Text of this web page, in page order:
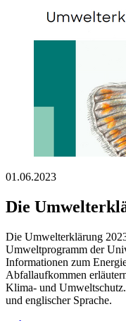
01.06.2023
Die
Die Umwelterklärung
Umweltprogramm der
Informationen zum
Abfallaufkommen
Klima- und
und englischer Sprache.